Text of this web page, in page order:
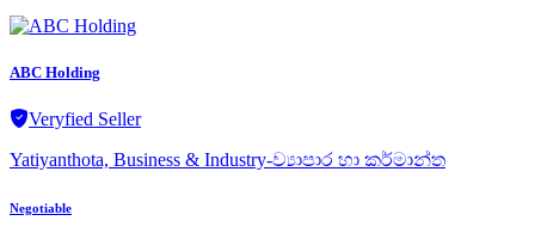
ABC Holding
Veryfied Seller
Yatiyanthota, Business & Industry-ව්‍යාපාර හා කර්මාන්ත
Negotiable